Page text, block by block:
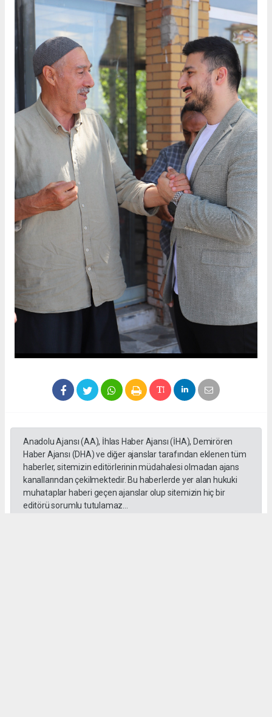
Anadolu Ajansı (AA), İhlas Haber Ajansı (İHA), Demirören
Haber Ajansı (DHA) ve diğer ajanslar tarafından eklenen tüm
haberler, sitemizin editörlerinin müdahalesi olmadan ajans
kanallarından çekilmektedir. Bu haberlerde yer alan hukuki
muhataplar haberi geçen ajanslar olup sitemizin hiç bir
editörü sorumlu tutulamaz...